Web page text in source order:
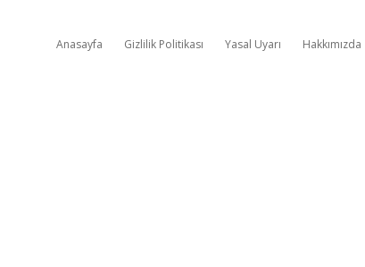
Anasayfa Gizlilik Politikası Yasal Uyarı Hakkımızda